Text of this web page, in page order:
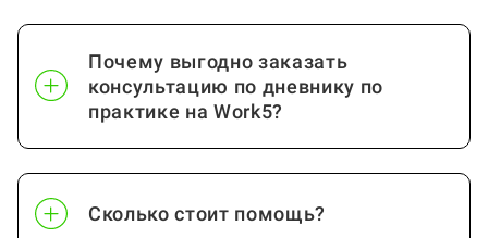
Почему выгодно заказать
консультацию по дневнику по
практике на Work5?
Сколько стоит помощь?